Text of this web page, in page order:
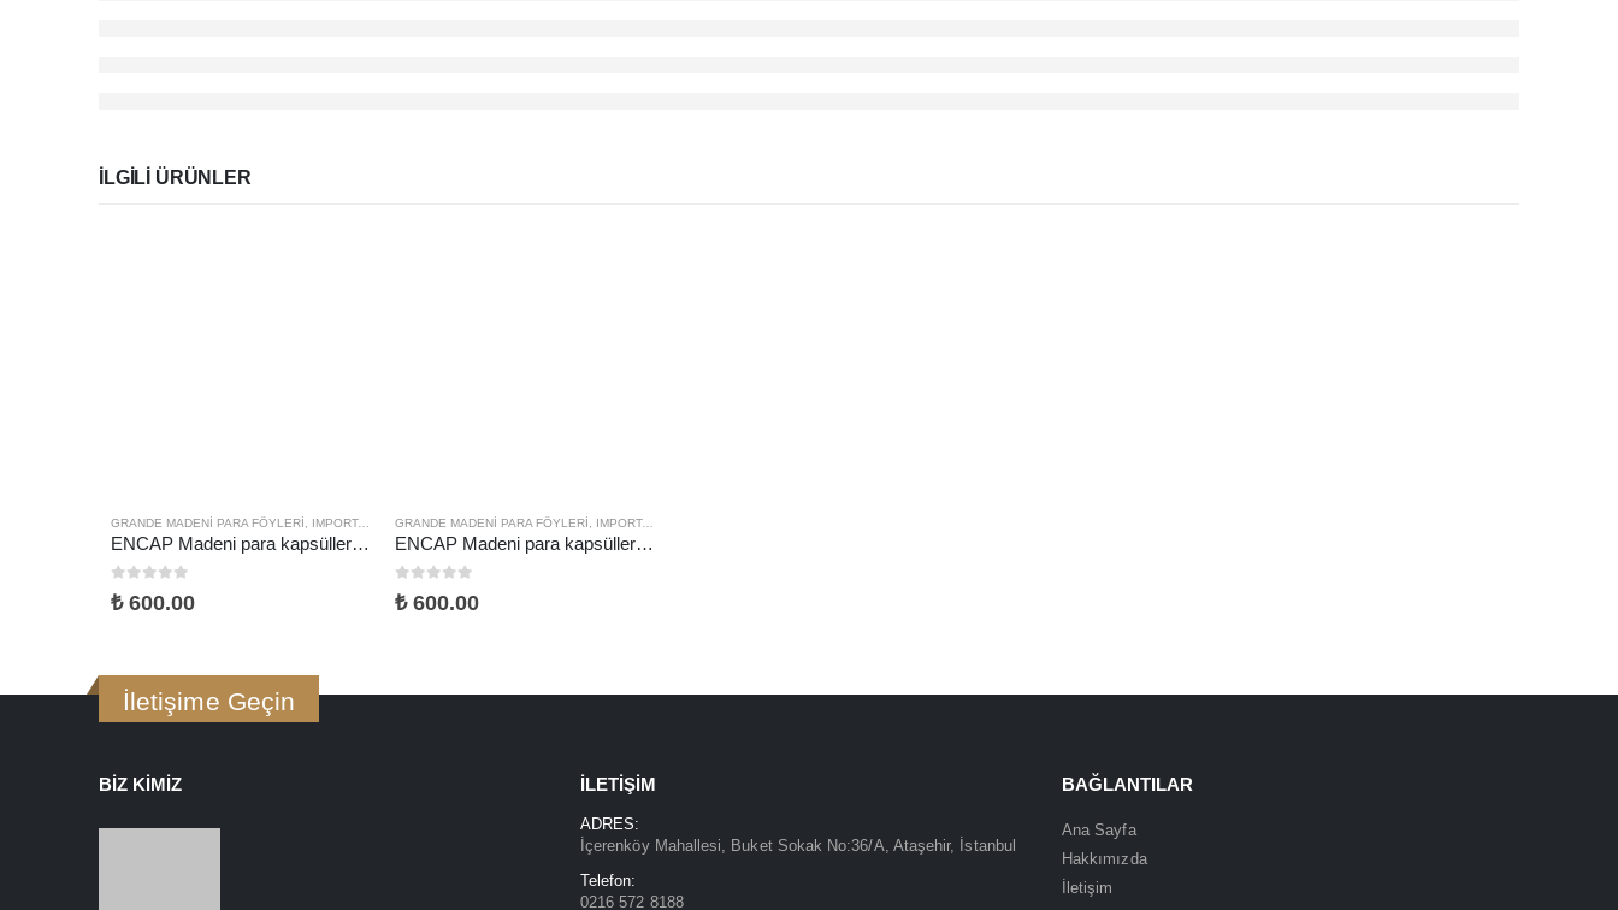
İLGILI ÜRÜNLER
GRANDE MADENI PARA FÖYLERI IMPORTA FÖYLER
ENCAP Madeni para kapsülleri için 20 gözlü 3 boyutlu föyler, 38-40 mm çaplı, 1 yaprak, Kod 343215
05 üzerinden
₺600.00
GRANDE MADENI PARA FÖYLERI IMPORTA FÖYLER
ENCAP Madeni para kapsülleri için 20 gözlü 3 boyutlu föyler, 39-41 mm çaplı, 1 yaprak, Kod 343216
05 üzerinden
₺600.00
İletişime Geçin
BIZ KIMIZ İLETIŞIM
ADRES:
İçerenköy Mahallesi, Buket Sokak No:36/A, Ataşehir, İstanbul
Telefon:
0216 572 8188
BAĞLANTILAR
Ana Sayfa
Hakkımızda
İletişim